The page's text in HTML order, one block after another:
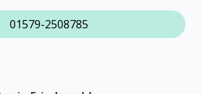
01579-2508785